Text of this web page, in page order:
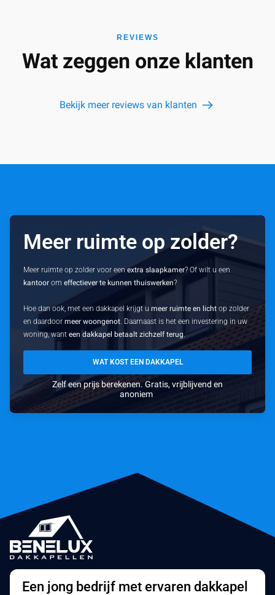
REVIEWS
Wat zeggen onze klanten
Bekijk meer reviews van klanten
Meer ruimte op zolder?
Meer ruimte op zolder voor eenextra slaapkamer? Of wilt u een
kantoor omeffectiever te kunnen thuiswerken?
Hoe dan ook, met een dakkapel krijgt umeer ruimte en licht op zolder
en daardoormeer woongenot . Daarnaast is het een investering in uw
woning, wanteen dakkapel betaalt zichzelf terug
WAT KOST EEN DAKKAPEL
Zelf een prijs berekenen. Gratis, vrijblijvend en
anoniem
Een jong bedrijf met ervaren dakkapel